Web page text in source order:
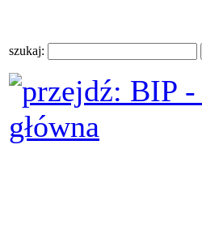
szukaj: